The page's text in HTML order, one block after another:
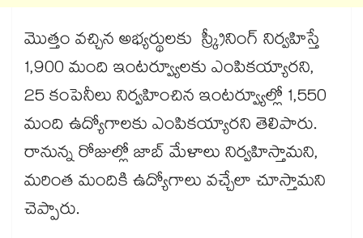
మొత్తం వచ్చిన అభ్యర్థులకు స్క్రీనింగ్​ నిర్వహిస్తే
1,900 మంది ఇంటర్వ్యూలకు ఎంపికయ్యారని,
25 కంపెనీలు నిర్వహించిన ఇంటర్వ్యూల్లో 1,550
మంది ఉద్యోగాలకు ఎంపికయ్యారని తెలిపారు.
రానున్న రోజుల్లో జాబ్​ మేళాలు నిర్వహిస్తామని,
మరింత మందికి ఉద్యోగాలు వచ్చేలా చూస్తామని
చెప్పారు.